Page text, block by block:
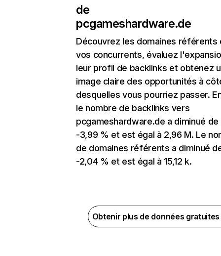
de
pcgameshardware.de
Découvrez les domaines référents
vos concurrents, évaluez
leur profil de backlinks et obtenez
image claire des opportunités à
desquelles vous pourriez passer.
le nombre de backlinks vers
pcgameshardware.de a diminué de
-3,99 % et est égal à 2,96 M. Le
de domaines référents a diminué
-2,04 % et est égal à 15,12 k.
Obtenir plus de données